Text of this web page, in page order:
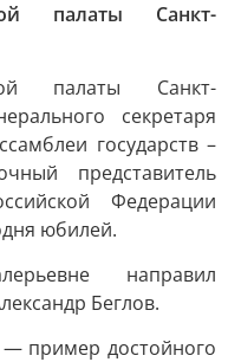
палаты Санкт-
палаты Санкт-
секретаря
государств –
представитель
Федерации
юбилей.
направил
Беглов.
пример достойного